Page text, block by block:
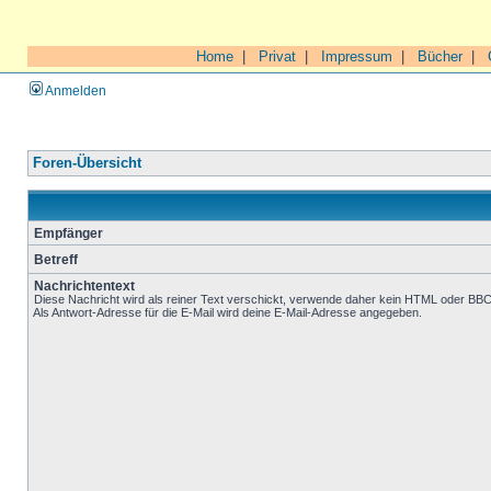
Home Privat Impressum Bücher|
Anmelden
Foren-Übersicht
Empfänger
Betreff
Nachrichtentext
Diese Nachricht wird als reiner Text verschickt, verwende daher kein HTML oder
Als Antwort-Adresse für die E-Mail wird deine E-Mail-Adresse angegeben.